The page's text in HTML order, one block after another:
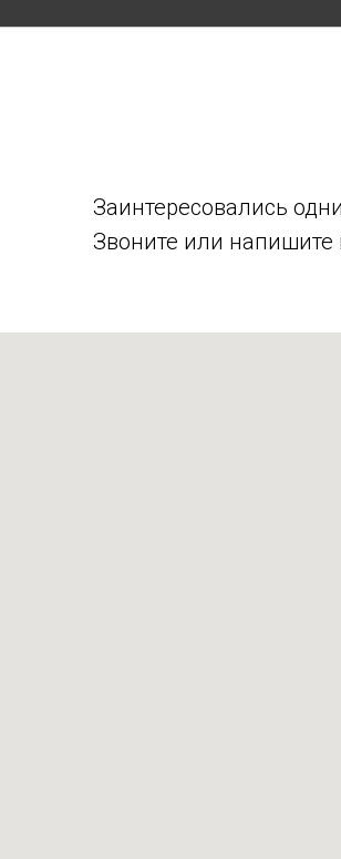
Заинтересовались
Звоните или